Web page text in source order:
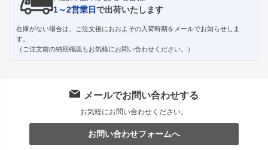
1～2営業日で出荷いたします
在庫がない場合は、ご注文後におおよその入荷時期をメールでお知らせしま
す。
（ご注文前の納期確認もお気軽にお問い合わせください。）
メールでお問い合わせする
お気軽にお問い合わせください。
お問い合わせフォームへ